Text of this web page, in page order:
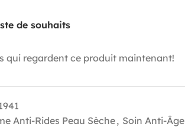
de souhaits
qui regardent ce produit maintenant!
Anti-Rides Peau Sèche, Soin Anti-Âge